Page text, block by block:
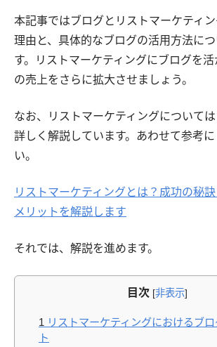
本記事ではブログとリストマーケティ
理由と、具体的なブログの活用方法に
す。リストマーケティングにブログを
の売上をさらに拡大させましょう。
なお、リストマーケティングについて
詳しく解説しています。あわせて参考
い。
リストマーケティングとは？成功の秘
メリットを解説します
それでは、解説を進めます。
目次 [非表示]
1 リストマーケティングにおけるブ
ト